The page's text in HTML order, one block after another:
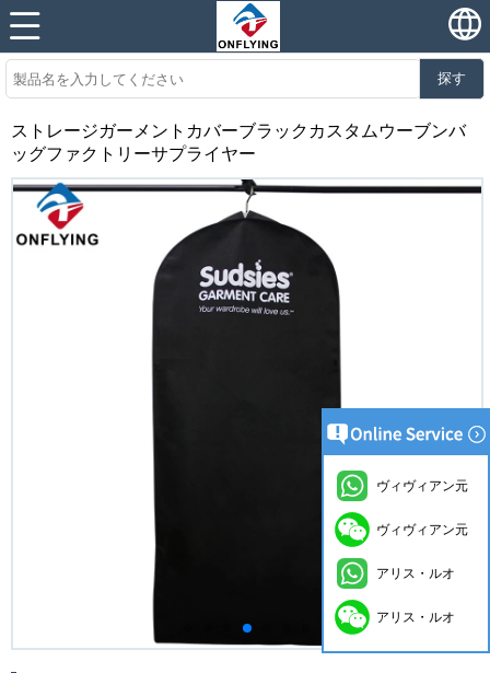
探す
ストレージガーメントカバーブラックカスタムウーブンバ
ッグファクトリーサプライヤー
ヴィヴィアン元
ヴィヴィアン元
アリス・ルオ
アリス・ルオ